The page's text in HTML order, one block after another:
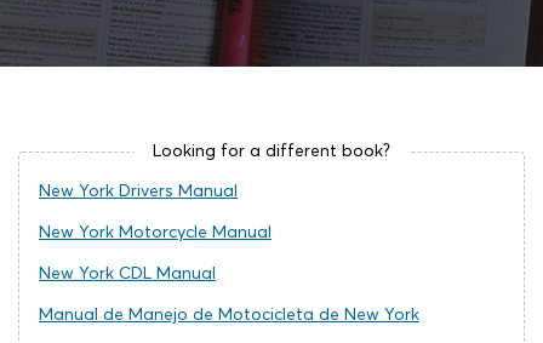
Looking for a different book?
New York Drivers Manual
New York Motorcycle Manual
New York CDL Manual
Manual de Manejo de Motocicleta de New York